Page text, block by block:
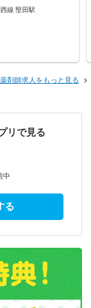
西線 堅田駅
剤師求人をもっと見る
リで見る
中
る